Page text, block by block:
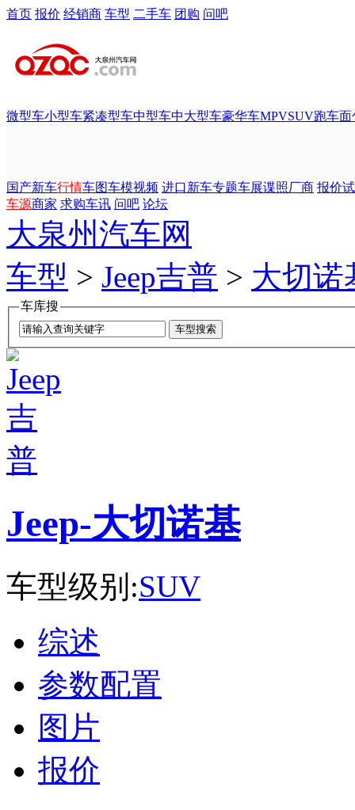
首页 报价 经销商 车型 二手车 团购 问吧
微型车小型车紧凑型车中型车中大型车豪华车MPVSUV跑车面
国产新车行情车图车模视频 进口新车专题车展谍照厂商 报价
车源商家 求购车讯 问吧 论坛
大泉州汽车网
车型 > Jeep吉普 > 大切诺
车库搜
Jeep-大切诺基
车型级别:SUV
综述
参数配置
图片
报价